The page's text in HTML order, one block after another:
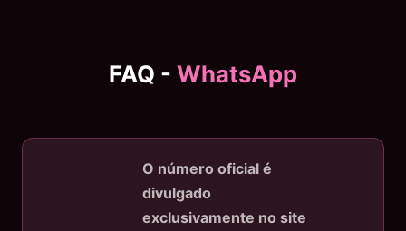
FAQ - WhatsApp
O número oficial é
divulgado
exclusivamente no site